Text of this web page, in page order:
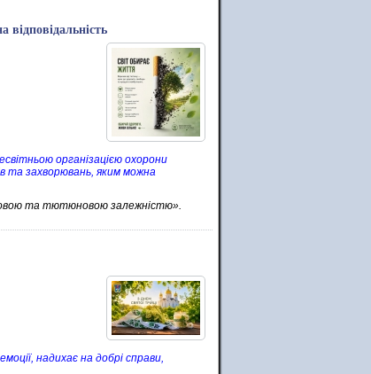
відповідальність
організацією охорони
та захворювань, яким можна
та тютюновою залежністю».
надихає на добрі справи,